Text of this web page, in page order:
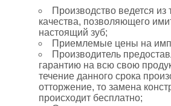
Производство ведется из
качества, позволяющего
настоящий зуб;
Приемлемые цены на
Производитель
гарантию на всю свою
течение данного срока
отторжение, то замена
происходит бесплатно;